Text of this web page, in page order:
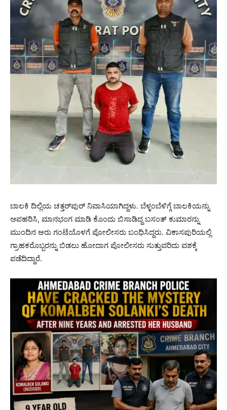
ಬಾಲಕಿ ದಿಲ್ಲಿಯ ಚತ್ತರ್‌ಪುರ್ ನಿವಾಸಿಯಾಗಿದ್ದಳು. ಬೆಳ್ಳಂಬೆಳಿಗ್ಗೆ ಬಾಲಕಿಯನ್ನು
ಅಪಹರಿಸಿ, ಮಾನಭಂಗ ಮಾಡಿ ಕೊಂದು ಬಿಸಾಡಿದ್ದ ಬಸಂತ್ ಕುಮಾರನ್ನು
ಮುಂದಿನ ಆರು ಗಂಟೆಯೊಳಗೆ ಪೋಲೀಸರು ಬಂಧಿಸಿದ್ದರು. ವಿಕಾಸಪುರಿಯಲ್ಲಿ
ಗ್ರಾಹಕರೊಬ್ಬರನ್ನು ಬಿಡಲು ಹೋದಾಗ ಪೋಲೀಸರು ಸುತ್ತುವರಿದು ವಶಕ್ಕೆ
ಪಡೆದಿದ್ದಾರೆ.